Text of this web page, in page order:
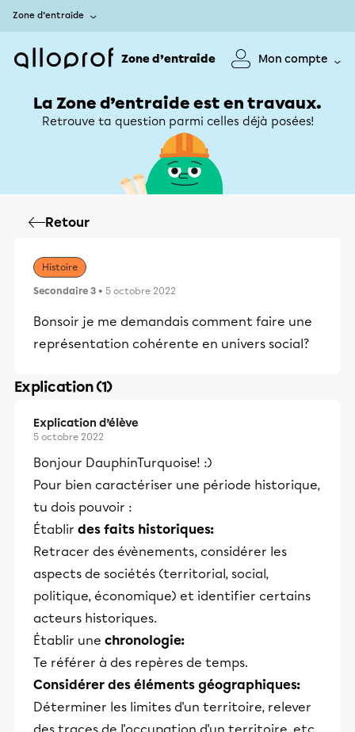
Zone d’entraide
Zone d’entraide Mon compte
La Zone d’entraide est en travaux.
Retrouve ta question parmi celles déjà posées!
Retour
Histoire
Secondaire 3 • 5 octobre 2022
Bonsoir je me demandais comment faire une
représentation cohérente en univers social?
Explication (1)
Explication d’élève
5 octobre 2022
Bonjour DauphinTurquoise! :)
Pour bien caractériser une période historique,
tu dois pouvoir :
Établir des faits historiques:
Retracer des évènements, considérer les
aspects de sociétés (territorial, social,
politique, économique) et identifier certains
acteurs historiques.
Établir une chronologie:
Te référer à des repères de temps.
Considérer des éléments géographiques:
Déterminer les limites d'un territoire, relever